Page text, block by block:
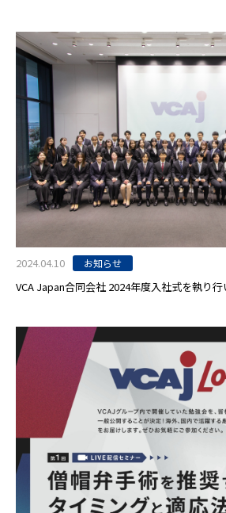
2024.04.10 お知らせ
VCA Japan合同会社 2024年度入社式を執り